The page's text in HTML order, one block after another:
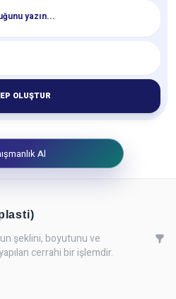
OLUŞTUR
Al
şeklini, boyutunu ve
cerrahi bir işlemdir.